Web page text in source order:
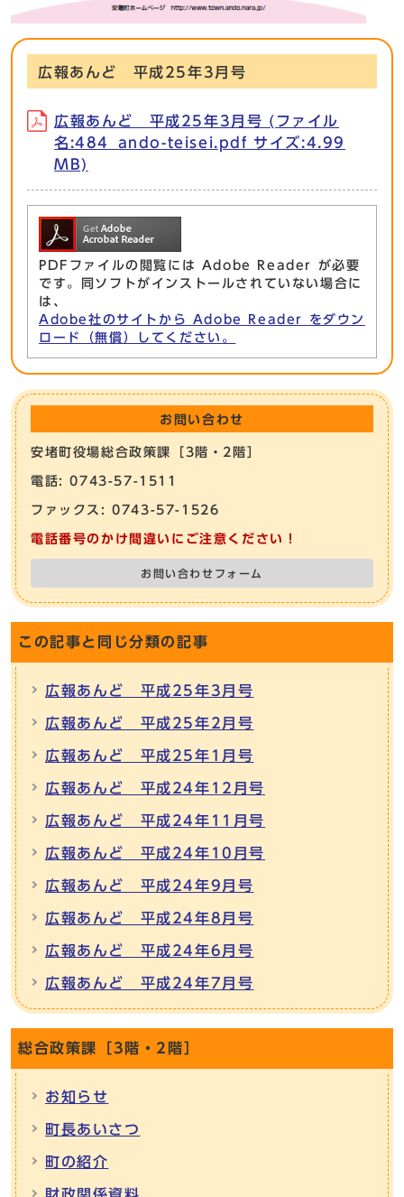
広報あんど 平成25年3月号
広報あんど 平成25年3月号 (ファイル
名:484_ando-teisei.pdf サイズ:4.99
MB)
PDFファイルの閲覧には Adobe Reader が必要
です。同ソフトがインストールされていない場合に
は、
Adobe社のサイトから Adobe Reader をダウン
ロード（無償）してください。
お問い合わせ
安堵町役場総合政策課［3階・2階］
電話: 0743-57-1511
ファックス: 0743-57-1526
電話番号のかけ間違いにご注意ください！
お問い合わせフォーム
この記事と同じ分類の記事
広報あんど 平成25年3月号
広報あんど 平成25年2月号
広報あんど 平成25年1月号
広報あんど 平成24年12月号
広報あんど 平成24年11月号
広報あんど 平成24年10月号
広報あんど 平成24年9月号
広報あんど 平成24年8月号
広報あんど 平成24年6月号
広報あんど 平成24年7月号
総合政策課［3階・2階］
お知らせ
町長あいさつ
町の紹介